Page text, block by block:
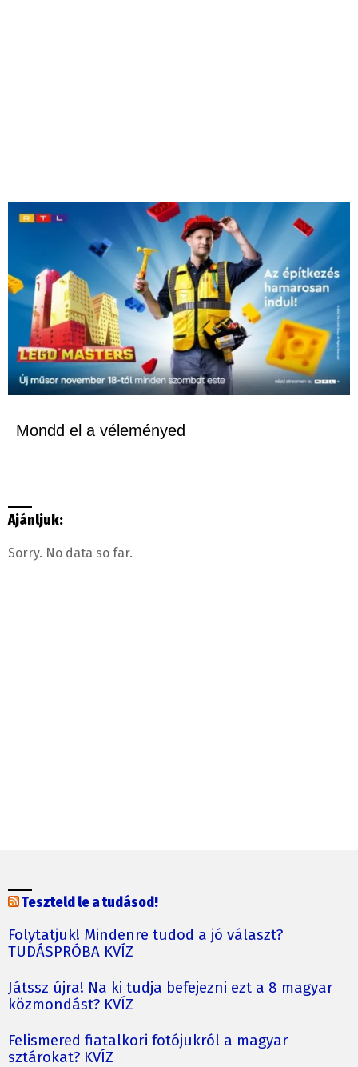
Mondd el a véleményed
Ajánljuk:
Sorry. No data so far.
Teszteld le a tudásod!
Folytatjuk! Mindenre tudod a jó választ?
TUDÁSPRÓBA KVÍZ
Játssz újra! Na ki tudja befejezni ezt a 8 magyar
közmondást? KVÍZ
Felismered fiatalkori fotójukról a magyar
sztárokat? KVÍZ